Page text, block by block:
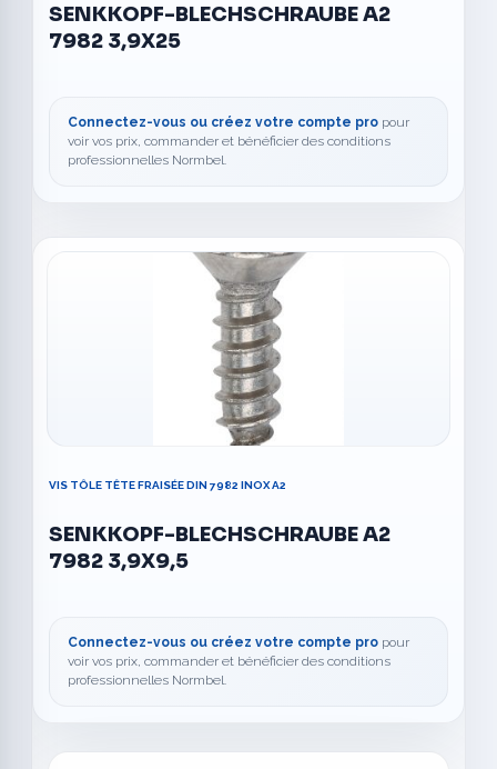
SENKKOPF-BLECHSCHRAUBE A2
7982 3,9X25
Connectez-vous ou créez votre compte pro pour
voir vos prix, commander et bénéficier des conditions
professionnelles Normbel.
VIS TÔLE TÊTE FRAISÉE DIN 7982 INOX A2
SENKKOPF-BLECHSCHRAUBE A2
7982 3,9X9,5
Connectez-vous ou créez votre compte pro pour
voir vos prix, commander et bénéficier des conditions
professionnelles Normbel.